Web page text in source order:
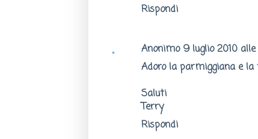
Rispondi
Anonimo 9 luglio 2010 alle
Adoro la parmiggiana e
Saluti
Terry
Rispondi